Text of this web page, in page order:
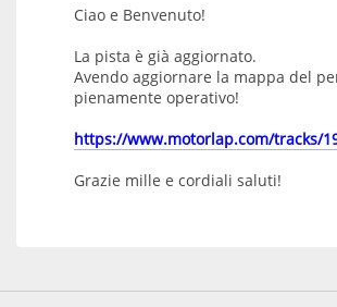
Ciao e Benvenuto!
La pista è già aggiornato.
Avendo aggiornare la mappa del
pienamente operativo!
https://www.motorlap.com/tracks/
Grazie mille e cordiali saluti!